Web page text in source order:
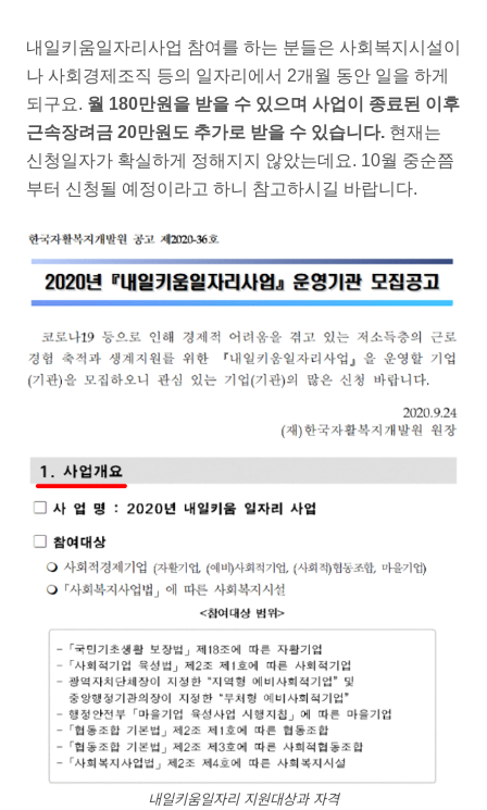
내일키움일자리사업 참여를 하는 분들은 사회복지시설이
나 사회경제조직 등의 일자리에서 2개월 동안 일을 하게
되구요. 월 180만원을 받을 수 있으며 사업이 종료된 이후
근속장려금 20만원도 추가로 받을 수 있습니다. 현재는
신청일자가 확실하게 정해지지 않았는데요. 10월 중순쯤
부터 신청될 예정이라고 하니 참고하시길 바랍니다.
내일키움일자리 지원대상과 자격